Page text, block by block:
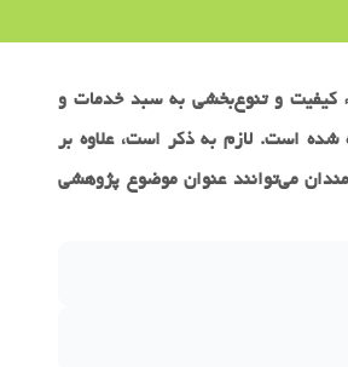
کیفیت و تنوع‌بخشی به سبد خدمات و
است. لازم به ذکر است، علاوه بر
می‌توانند عنوان موضوع پژوهشی